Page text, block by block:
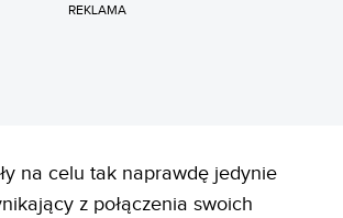
REKLAMA
na celu tak naprawdę jedynie
z połączenia swoich